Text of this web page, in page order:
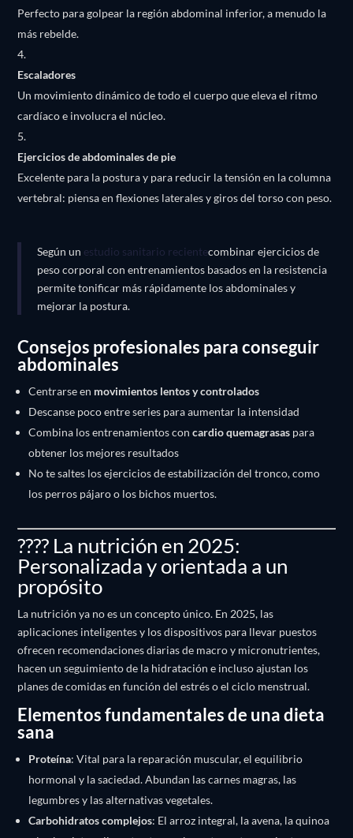
Perfecto para golpear la región abdominal inferior, a menudo la
más rebelde.
Escaladores
Un movimiento dinámico de todo el cuerpo que eleva el ritmo
cardíaco e involucra el núcleo.
Ejercicios de abdominales de pie
Excelente para la postura y para reducir la tensión en la columna
vertebral: piensa en flexiones laterales y giros del torso con peso.
Según un estudio sanitario recientecombinar ejercicios de
peso corporal con entrenamientos basados en la resistencia
permite tonificar más rápidamente los abdominales y
mejorar la postura.
Consejos profesionales para conseguir
abdominales
Centrarse en movimientos lentos y controlados
Descanse poco entre series para aumentar la intensidad
Combina los entrenamientos concardio quemagrasas para
obtener los mejores resultados
No te saltes los ejercicios de estabilización del tronco, como
los perros pájaro o los bichos muertos.
???? La nutrición en 2025:
Personalizada y orientada a un
propósito
La nutrición ya no es un concepto único. En 2025, las
aplicaciones inteligentes y los dispositivos para llevar puestos
ofrecen recomendaciones diarias de macro y micronutrientes,
hacen un seguimiento de la hidratación e incluso ajustan los
planes de comidas en función del estrés o el ciclo menstrual.
Elementos fundamentales de una dieta
sana
Proteína: Vital para la reparación muscular, el equilibrio
hormonal y la saciedad. Abundan las carnes magras, las
legumbres y las alternativas vegetales.
Carbohidratos complejos: El arroz integral, la avena, la quinoa